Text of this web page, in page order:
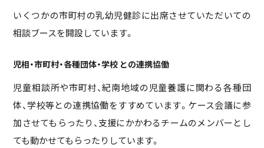
いくつかの市町村の乳幼児健診に出席させていただいての
相談ブースを開設しています。
児相・市町村・各種団体・学校 との連携協働
児童相談所や市町村、紀南地域の児童養護に関わる各種団
体、学校等との連携協働をすすめています。ケース会議に参
加させてもらったり、支援にかかわるチームのメンバーとし
ても動かせてもらったりしています。